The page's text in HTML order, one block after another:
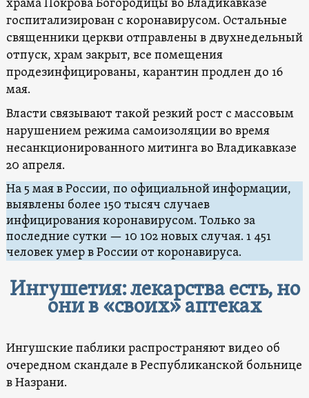
храма Покрова Богородицы во Владикавказе
госпитализирован с коронавирусом. Остальные
священники церкви отправлены в двухнедельный
отпуск, храм закрыт, все помещения
продезинфицированы, карантин продлен до 16
мая.
Власти связывают такой резкий рост с массовым
нарушением режима самоизоляции во время
несанкционированного митинга во Владикавказе
20 апреля.
На 5 мая в России, по официальной информации,
выявлены более 150 тысяч случаев
инфицирования коронавирусом. Только за
последние сутки — 10 102 новых случая. 1 451
человек умер в России от коронавируса.
Ингушетия: лекарства есть, но
они в «своих» аптеках
Ингушские паблики распространяют видео об
очередном скандале в Республиканской больнице
в Назрани.